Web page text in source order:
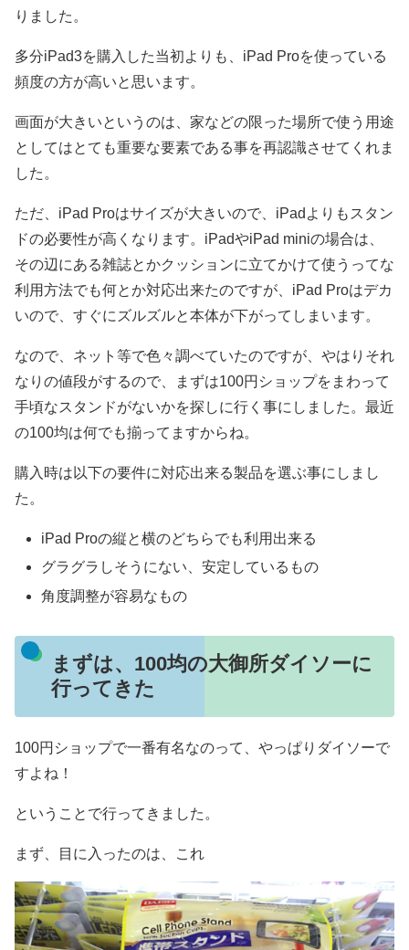
りました。
多分iPad3を購入した当初よりも、iPad Proを使っている
頻度の方が高いと思います。
画面が大きいというのは、家などの限った場所で使う用途
としてはとても重要な要素である事を再認識させてくれま
した。
ただ、iPad Proはサイズが大きいので、iPadよりもスタン
ドの必要性が高くなります。iPadやiPad miniの場合は、
その辺にある雑誌とかクッションに立てかけて使うってな
利用方法でも何とか対応出来たのですが、iPad Proはデカ
いので、すぐにズルズルと本体が下がってしまいます。
なので、ネット等で色々調べていたのですが、やはりそれ
なりの値段がするので、まずは100円ショップをまわって
手頃なスタンドがないかを探しに行く事にしました。最近
の100均は何でも揃ってますからね。
購入時は以下の要件に対応出来る製品を選ぶ事にしまし
た。
iPad Proの縦と横のどちらでも利用出来る
グラグラしそうにない、安定しているもの
角度調整が容易なもの
まずは、100均の大御所ダイソーに
行ってきた
100円ショップで一番有名なのって、やっぱりダイソーで
すよね！
ということで行ってきました。
まず、目に入ったのは、これ